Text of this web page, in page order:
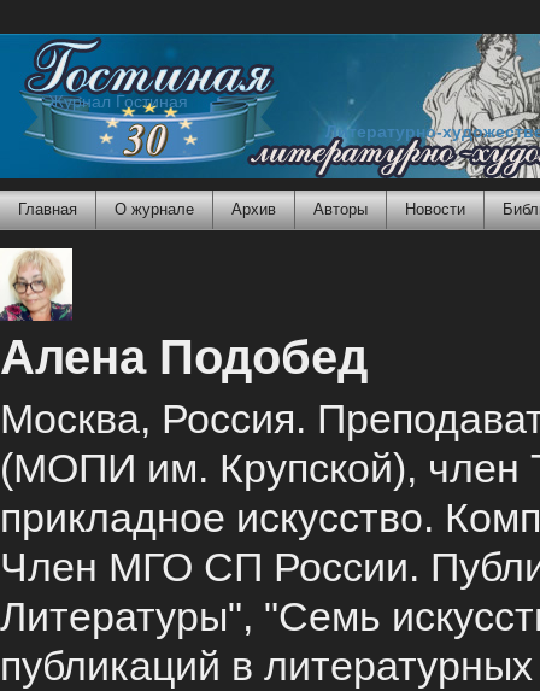
Журнал Гостиная
Литературно-
Главная О журнале Архив Авторы Новости
Алена Подобед
Москва, Россия.
(МОПИ им. Крупской), член
прикладное искусство.
Член МГО СП России.
Литературы", "Семь
публикаций в